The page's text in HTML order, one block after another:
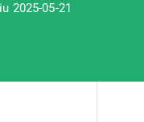
2025-05-21